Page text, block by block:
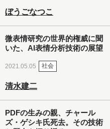
ぼうごなつこ
微表情研究の世界的権威に聞
いた、AI表情分析技術の展望
2021.05.05 社会
清水建二
PDFの生みの親、チャール
ズ・ゲシキ氏死去。その技術